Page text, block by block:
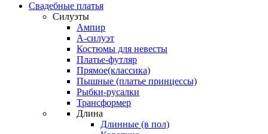
Свадебные платья
Силуэты
Ампир
А-силуэт
Костюмы для невесты
Платье-футляр
Прямое(классика)
Пышные (платье принцессы)
Рыбки-русалки
Трансформер
Длина
Длинные (в пол)